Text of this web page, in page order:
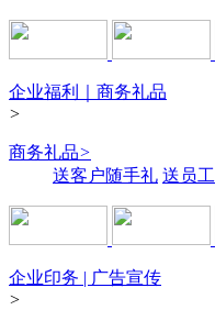
企业福利｜商务礼品
>
商务礼品>
送客户随手礼 送员工
企业印务 | 广告宣传
>